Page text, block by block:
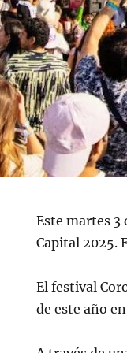
Este martes
Capital 2025.
El festival
de este año